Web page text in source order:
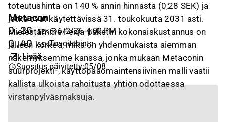
toteutushinta on 140 % annin hinnasta (0,28 SEK) ja
jotka ovat käytettävissä 31. toukokuuta 2031 asti.
Mielestämme Fenja-paketin kokonaiskustannus on
jälleen korkea, mikä on yhdenmukaista aiemman
näkemyksemme kanssa, jonka mukaan Metaconin
suurprojekti-, käyttöpääomaintensiivinen malli vaatii
kallista ulkoista rahoitusta yhtiön odottaessa
virstanpylväsmaksuja.
Metacon
0,26 SEK 6/2/26, 4:00 PM
0,40 SEKTavoitehinta
Lisää
Suositus päivitetty:05/08